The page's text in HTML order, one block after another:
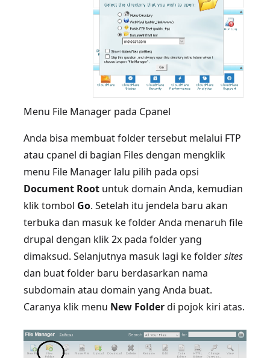
Menu File Manager pada Cpanel
Anda bisa membuat folder tersebut melalui FTP
atau cpanel di bagian Files dengan mengklik
menu File Manager lalu pilih pada opsi
Document Root untuk domain Anda, kemudian
klik tombol Go. Setelah itu jendela baru akan
terbuka dan masuk ke folder Anda menaruh file
drupal dengan klik 2x pada folder yang
dimaksud. Selanjutnya masuk lagi ke foldersites
dan buat folder baru berdasarkan nama
subdomain atau domain yang Anda buat.
Caranya klik menu New Folderdi pojok kiri atas.